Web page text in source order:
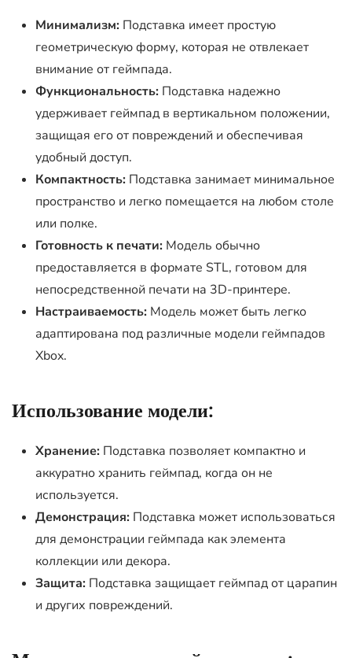
Минимализм: Подставка имеет простую
геометрическую форму, которая не отвлекает
внимание от геймпада.
Функциональность: Подставка надежно
удерживает геймпад в вертикальном положении,
защищая его от повреждений и обеспечивая
удобный доступ.
Компактность: Подставка занимает минимальное
пространство и легко помещается на любом столе
или полке.
Готовность к печати: Модель обычно
предоставляется в формате STL, готовом для
непосредственной печати на 3D-принтере.
Настраиваемость: Модель может быть легко
адаптирована под различные модели геймпадов
Xbox.
Использование модели:
Хранение: Подставка позволяет компактно и
аккуратно хранить геймпад, когда он не
используется.
Демонстрация: Подставка может использоваться
для демонстрации геймпада как элемента
коллекции или декора.
Защита: Подставка защищает геймпад от царапин
и других повреждений.